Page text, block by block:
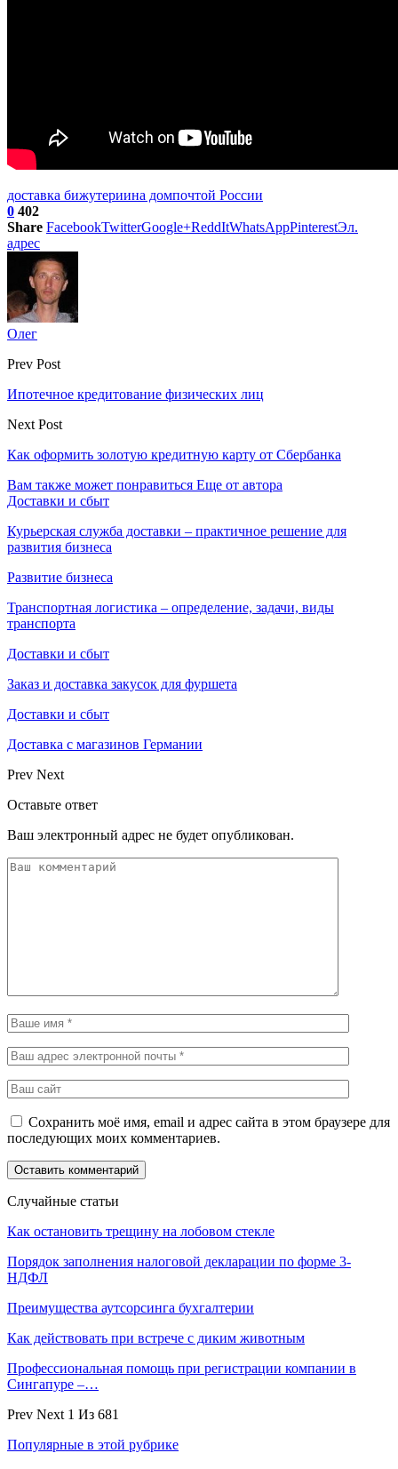
доставка бижутериина домпочтой России
0 402
Share FacebookTwitterGoogle+ReddItWhatsAppPinterestЭл.
адрес
Олег
Prev Post
Ипотечное кредитование физических лиц
Next Post
Как оформить золотую кредитную карту от Сбербанка
Вам также может понравиться Еще от автора
Доставки и сбыт
Курьерская служба доставки – практичное решение для
развития бизнеса
Развитие бизнеса
Транспортная логистика – определение, задачи, виды
транспорта
Доставки и сбыт
Заказ и доставка закусок для фуршета
Доставки и сбыт
Доставка с магазинов Германии
Prev Next
Оставьте ответ
Ваш электронный адрес не будет опубликован.
Сохранить моё имя, email и адрес сайта в этом браузере для
последующих моих комментариев.
Случайные статьи
Как остановить трещину на лобовом стекле
Порядок заполнения налоговой декларации по форме 3-
НДФЛ
Преимущества аутсорсинга бухгалтерии
Как действовать при встрече с диким животным
Профессиональная помощь при регистрации компании в
Сингапуре –…
Prev Next 1 Из 681
Популярные в этой рубрике